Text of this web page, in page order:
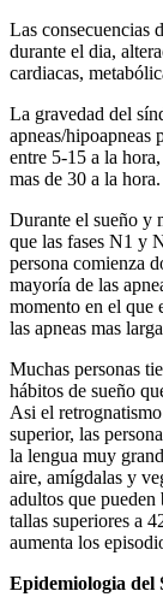
Las consecuencias
durante el dia,
cardiacas,
La gravedad del
apneas/hipoapneas
entre 5-15 a la
mas de 30 a la hora.
Durante el sueño y
que las fases N1 y
persona comienza
mayoría de las
momento en el que
las apneas mas
Muchas personas
hábitos de sueño
Asi el
superior, las
la lengua muy
aire, amígdalas y
adultos que
tallas superiores a
aumenta los
Epidemiologia del